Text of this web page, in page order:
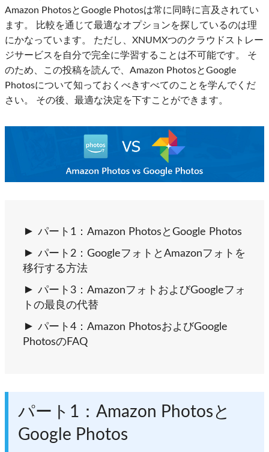
Amazon PhotosとGoogle Photosは常に同時に言及されてい
ます。 比較を通じて最適なオプションを探しているのは理
にかなっています。 ただし、XNUMXつのクラウドストレー
ジサービスを自分で完全に学習することは不可能です。 そ
のため、この投稿を読んで、Amazon PhotosとGoogle
Photosについて知っておくべきすべてのことを学んでくだ
さい。 その後、最適な決定を下すことができます。
パート1：Amazon PhotosとGoogle Photos
パート2：GoogleフォトとAmazonフォトを
移行する方法
パート3：AmazonフォトおよびGoogleフォ
トの最良の代替
パート4：Amazon PhotosおよびGoogle
PhotosのFAQ
パート1：Amazon Photosと
Google Photos